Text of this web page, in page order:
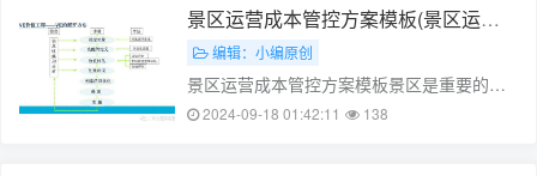
作中遵守该方案,提高护理质量。二、工作目
标1.提高患者满意度2.降……
景区运营成本管控方案模板(景区运营
成本管控方案模板下载)
编辑：小编原创
景区运营成本管控方案模板景区是重要的旅
游资源，是地方经济发展的重要载体。然
2024-09-18 01:42:11 138